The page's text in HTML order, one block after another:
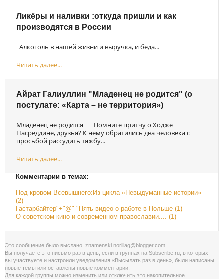
Ликёры и наливки :откуда пришли и как
производятся в России
Алкоголь в нашей жизни и выручка, и беда...
Читать далее...
Айрат Галиуллин "Младенец не родится" (о
постулате: «Карта – не территория»)
Младенец не родится Помните притчу о Ходже
Насреддине, друзья? К нему обратились два человека с
просьбой рассудить тяжбу...
Читать далее...
Комментарии в темах:
Под кровом Всевышнего:Из цикла «Невыдуманные истории»
(2)
Гастарбайтер"+"@"-"Пять видео о работе в Польше (1)
О советском кино и современном православии.... (1)
Это сообщение было выслано znamenski.norillag@blogger.com
Вы получаете это письмо раз в день, если в группах на Subscribe.ru, в которых
вы участвуете и настроили уведомления «Высылать раз в день», были написаны
новые темы или оставлены новые комментарии.
Для каждой группы можно изменить или отключить это накопительное